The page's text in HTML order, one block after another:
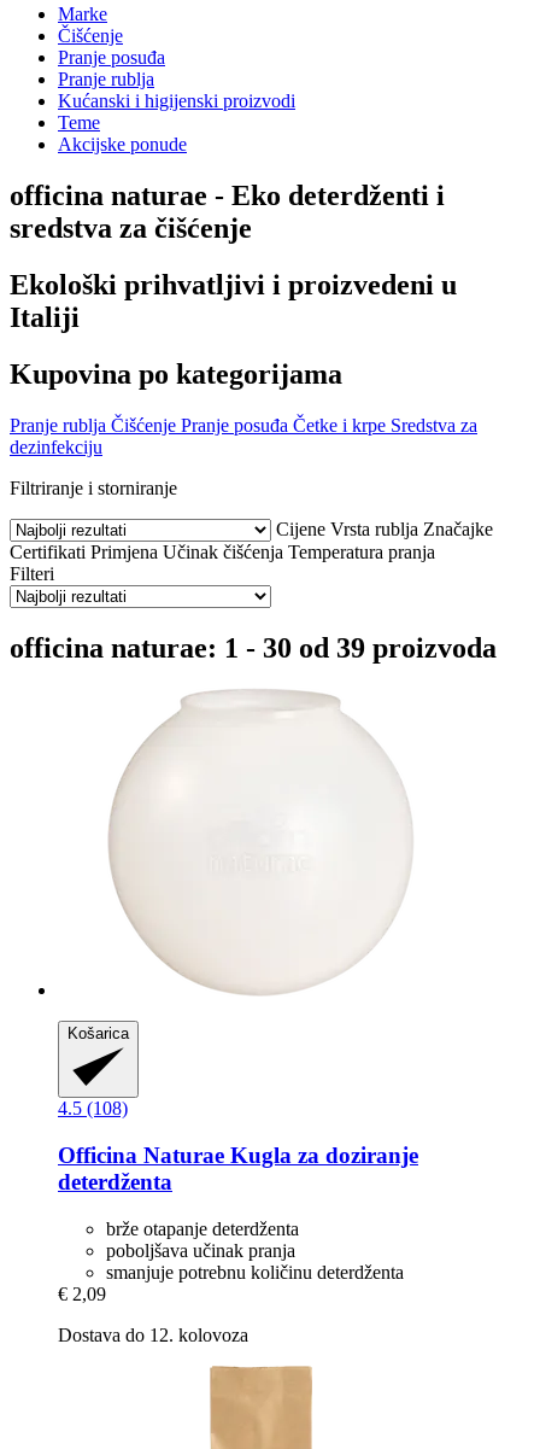
Marke
Čišćenje
Pranje posuđa
Pranje rublja
Kućanski i higijenski proizvodi
Teme
Akcijske ponude
officina naturae - Eko deterdženti i
sredstva za čišćenje
Ekološki prihvatljivi i proizvedeni u
Italiji
Kupovina po kategorijama
Pranje rublja Čišćenje Pranje posuđa Četke i krpe Sredstva za
dezinfekciju
Filtriranje i storniranje
Cijene Vrsta rublja Značajke
Certifikati Primjena Učinak čišćenja Temperatura pranja
Filteri
officina naturae: 1 - 30 od 39 proizvoda
Košarica
4.5 (108)
Officina Naturae Kugla za doziranje
deterdženta
brže otapanje deterdženta
poboljšava učinak pranja
smanjuje potrebnu količinu deterdženta
€ 2,09
Dostava do 12. kolovoza